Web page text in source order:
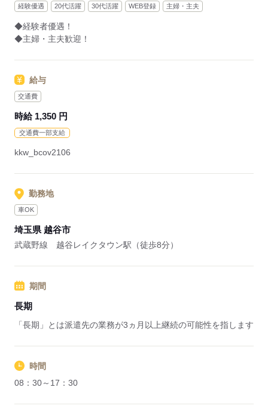
＊ 受付対応
経験優遇 20代活躍 30代活躍 WEB登録 主婦・主夫
◆経験者優遇！
◆主婦・主夫歓迎！
給与
交通費
時給 1,350 円
交通費一部支給
kkw_bcov2106
勤務地
車OK
埼玉県 越谷市
武蔵野線 越谷レイクタウン駅（徒歩8分）
期間
長期
「長期」とは派遣先の業務が3ヵ月以上継続の可能性を指します
時間
08：30～17：30